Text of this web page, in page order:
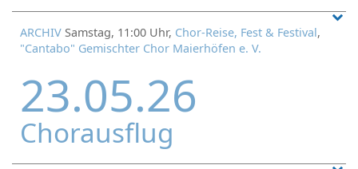
ARCHIV Samstag, 11:00 Uhr, Chor-Reise, Fest & Festival,
"Cantabo" Gemischter Chor Maierhöfen e. V.
23.05.26
Chorausflug